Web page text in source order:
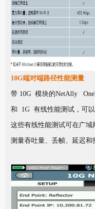
10G端对端路径性能测量
带 10G 模块的NetAlly
和 1G 有线性能测试，可以
这些有线性能测试可在广
测量吞吐量、丢帧、延迟和